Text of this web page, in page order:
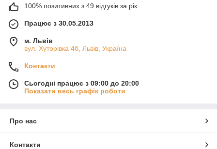
100% позитивних з 49 відгуків за рік
Працює з 30.05.2013
м. Львів
вул. Хуторівка 4б, Львів, Україна
Контакти
Сьогодні працює з 09:00 до 20:00
Показати весь графік роботи
Про нас
Контакти